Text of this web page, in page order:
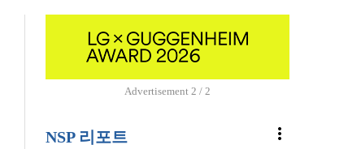
Advertisement 2 / 2
NSP 리포트 more_vert